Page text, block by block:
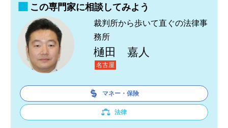
この専門家に相談してみよう
裁判所から歩いて直ぐの法律事
務所
樋田 嘉人
名古屋
マネー・保険
法律